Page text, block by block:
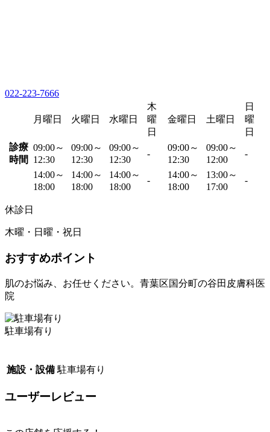
022-223-7666
月曜日 火曜日 水曜日
木
曜
日
金曜日 土曜日
日
曜
日
診療
時間
09:00～
12:30
09:00～
12:30
09:00～
12:30
-
09:00～
12:30
09:00～
12:00
-
14:00～
18:00
14:00～
18:00
14:00～
18:00
-
14:00～
18:00
13:00～
17:00
-
休診日
木曜・日曜・祝日
おすすめポイント
肌のお悩み、お任せください。青葉区国分町の谷田皮膚科医
院
駐車場有り
施設・設備 駐車場有り
ユーザーレビュー